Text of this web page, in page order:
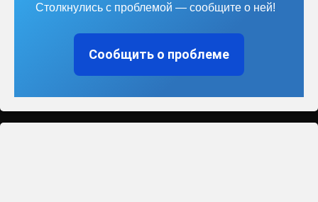
Столкнулись с проблемой — сообщите о ней!
Сообщить о проблеме